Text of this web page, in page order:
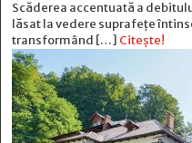
Scăderea accentuată a
lăsat la vedere suprafețe
transformând […] Citește!